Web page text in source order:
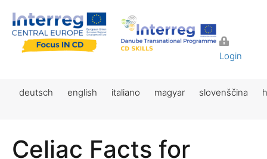
Login
deutsch english italiano magyar slovenščina
Celiac Facts for